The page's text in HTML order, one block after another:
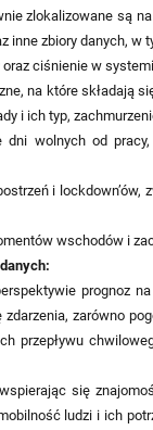
zlokalizowane są
inne zbiory danych, w
ciśnienie w
na które składają
i ich typ,
wolnych od pracy,
i lockdown’ów,
wschodów i
prognoz
zarówno
przepływu
się
ludzi i ich